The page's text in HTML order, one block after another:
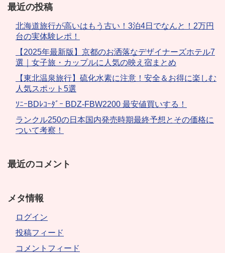
最近の投稿
北海道旅行が高いはもう古い！3泊4日でなんと！2万円
台の実体験レポ！
【2025年最新版】京都のお洒落なデザイナーズホテル7
選｜女子旅・カップルに人気の映え宿まとめ
【東北温泉旅行】硫化水素に注意！安全＆お得に楽しむ
人気スポット5選
ｿﾆｰBDﾚｺｰﾀﾞｰ BDZ-FBW2200 最安値買いする！
ランクル250の日本国内発売時期最終予想とその価格に
ついて考察！
最近のコメント
メタ情報
ログイン
投稿フィード
コメントフィード